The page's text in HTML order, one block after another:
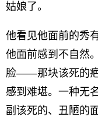
姑娘了。
他看见他面前的秀
他面前感到不自然
脸——那块该死的
感到难堪。一种无
副该死的、丑陋的